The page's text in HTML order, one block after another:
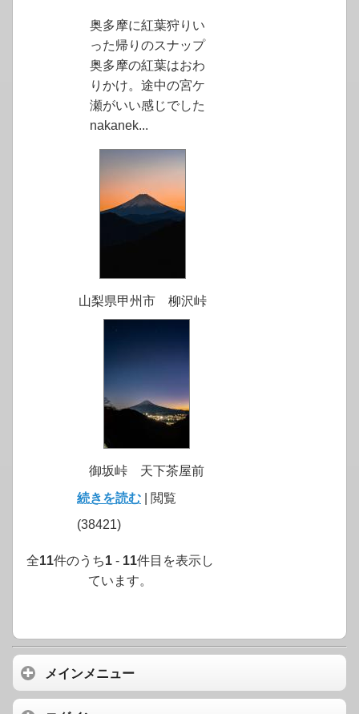
奥多摩に紅葉狩りい
った帰りのスナップ
奥多摩の紅葉はおわ
りかけ。途中の宮ケ
瀬がいい感じでした
nakanek...
山梨県甲州市 柳沢峠
御坂峠 天下茶屋前
続きを読む | 閲覧
(38421)
全11件のうち1 - 11件目を表示し
ています。
メインメニュー